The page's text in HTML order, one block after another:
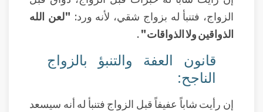
الزواج، فتنبأ له بزواج شقي، لأنه ورد: "لعن الله
الذواقين ولا الذواقات".
قانون العفة والتنبؤ بالزواج
الناجح:
إن رأيت شاباً عفيفاً قبل الزواج فتنبأ له أنه سيسعد